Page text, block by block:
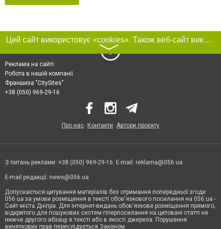
Цей сайт використовує «cookies». Також веб-сайт використовує інтернет-сервіс для збору технічних даних стосовно відвідувачів з метою отримання маркетингової та статистичної інформації. Умови обробки даних відвідувачів сайту див.
〉
Реклама на сайті
Робота в нашій компанії
Франшиза "CitySites"
+38 (050) 969-29-16
Про нас Контакти Автори проєкту
З питань реклами: +38 (050) 969-29-16. E-mail: reklama@056.ua
E-mail редакції: news@056.ua
Допускається цитування матеріалів без отримання попередньої згоди
056.ua за умови розміщення в тексті обов'язкового посилання на 056.ua -
Сайт міста Дніпра. Для інтернет-видань обов'язкове розміщення прямого,
відкритого для пошукових систем гіперпосилання на цитовані статті не
нижче другого абзацу в тексті або в якості джерела. Порушення
виняткових прав переслідується Законом.